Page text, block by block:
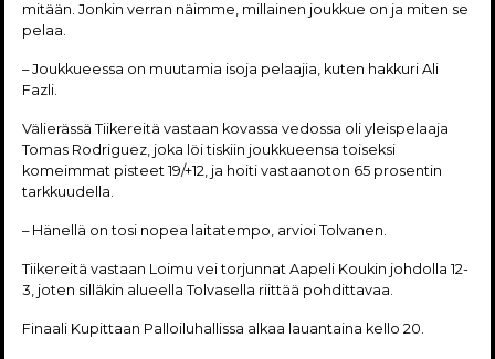
mitään. Jonkin verran näimme, millainen joukkue on ja miten se
pelaa.
– Joukkueessa on muutamia isoja pelaajia, kuten hakkuri Ali
Fazli.
Välierässä Tiikereitä vastaan kovassa vedossa oli yleispelaaja
Tomas Rodriguez, joka löi tiskiin joukkueensa toiseksi
komeimmat pisteet 19/+12, ja hoiti vastaanoton 65 prosentin
tarkkuudella.
– Hänellä on tosi nopea laitatempo, arvioi Tolvanen.
Tiikereitä vastaan Loimu vei torjunnat Aapeli Koukin johdolla 12-
3, joten silläkin alueella Tolvasella riittää pohdittavaa.
Finaali Kupittaan Palloiluhallissa alkaa lauantaina kello 20.